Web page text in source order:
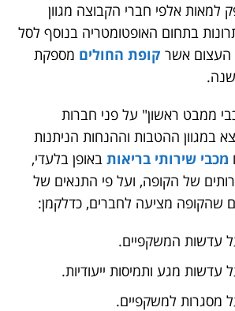
למאות אלפי חברי הקבוצה מגוון
בתחום האופטומטריה בנוסף לסל
העצום אשר קופת החולים מספקת
ממבט ראשון" על פני חברות
במגוון ההטבות וההנחות הניתנות
מכבי שירותי בריאות באופן בלעדי,
של הקופה, ועל פי התנאים של
שהקופה מציעה לחברים, כדלקמן: